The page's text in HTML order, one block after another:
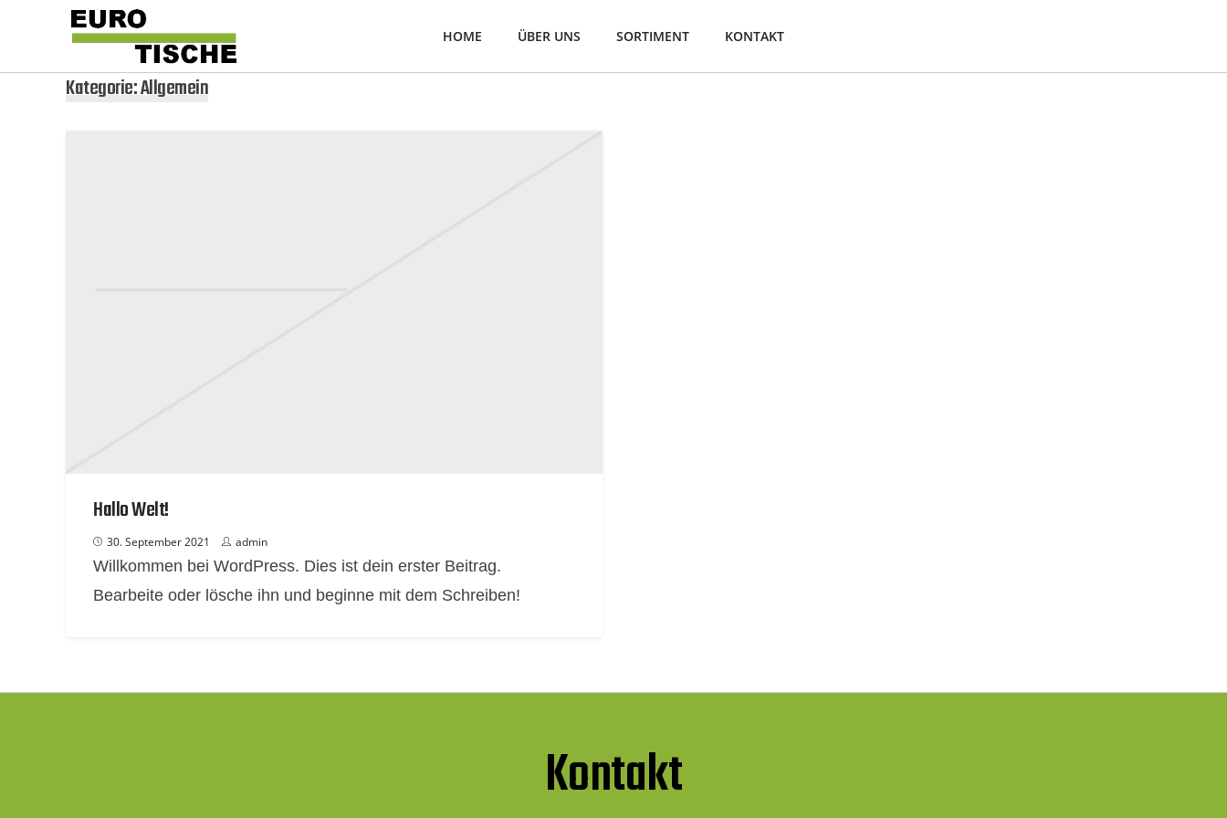
Euro-
Tische
Ihr
Fachhandel
HOME ÜBER UNS SORTIMENT KONTAKT
Kategorie:Allgemein
Hallo Welt!
30. September 2021 admin
Willkommen bei WordPress. Dies ist dein erster Beitrag.
Bearbeite oder lösche ihn und beginne mit dem Schreiben!
Kontakt